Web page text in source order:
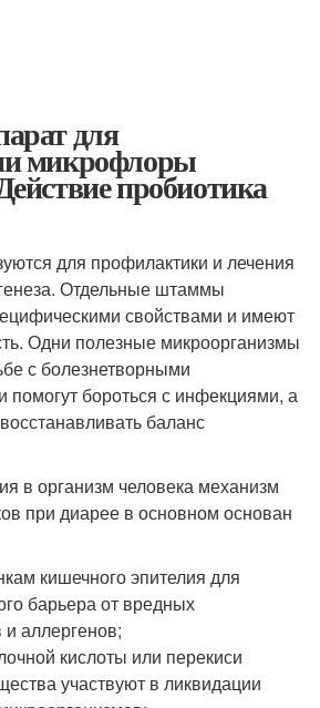
для
микрофлоры
пробиотика
для профилактики и лечения
Отдельные штаммы
свойствами и имеют
Одни полезные микроорганизмы
с болезнетворными
помогут бороться с инфекциями, а
баланс
в организм человека механизм
при диарее в основном основан
кишечного эпителия для
барьера от вредных
аллергенов;
кислоты или перекиси
участвуют в ликвидации